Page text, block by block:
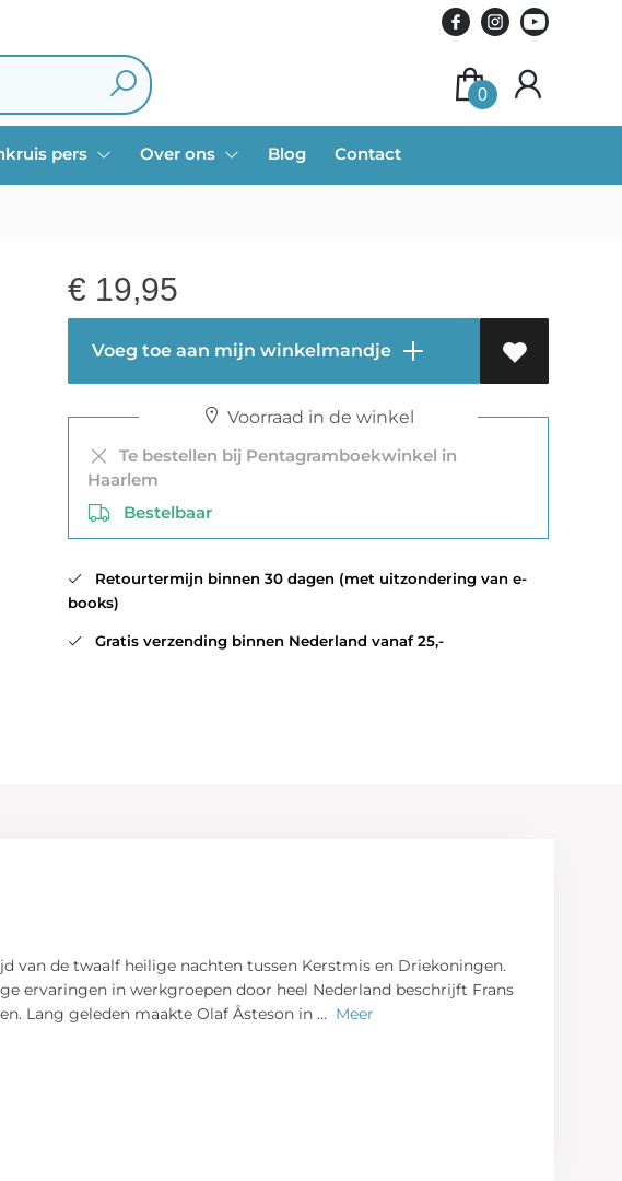
0
pers Over ons Blog Contact
€ 19,95
Voeg toe aan mijn winkelmandje
Voorraad in de winkel
Te bestellen bij Pentagramboekwinkel in
Haarlem
Bestelbaar
Retourtermijn binnen 30 dagen (met uitzondering van e-
books)
Gratis verzending binnen Nederland vanaf 25,-
de twaalf heilige nachten tussen Kerstmis en Driekoningen.
ervaringen in werkgroepen door heel Nederland beschrijft Frans
Lang geleden maakte Olaf Åsteson in... Meer